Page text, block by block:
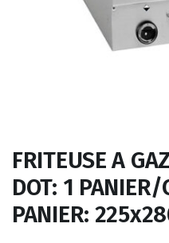
FRITEUSE A
DOT: 1
PANIER: